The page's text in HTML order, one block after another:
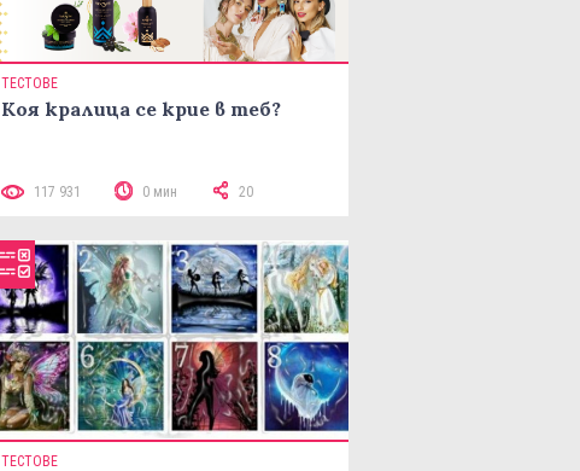
ТЕСТОВЕ
Коя кралица се крие в теб?
117 931 0 мин 20
ТЕСТОВЕ